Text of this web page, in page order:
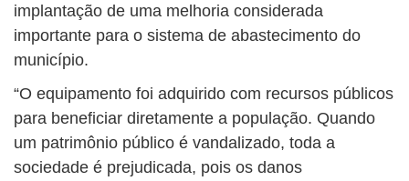
implantação de uma melhoria considerada
importante para o sistema de abastecimento do
município.
“O equipamento foi adquirido com recursos públicos
para beneficiar diretamente a população. Quando
um patrimônio público é vandalizado, toda a
sociedade é prejudicada, pois os danos